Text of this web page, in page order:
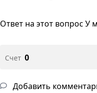
Ответ на этот вопрос У
Счет 0
Добавить